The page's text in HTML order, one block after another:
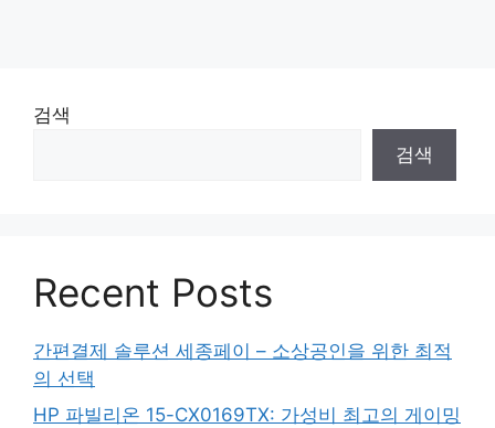
검색
검색
Recent Posts
간편결제 솔루션 세종페이 – 소상공인을 위한 최적
의 선택
HP 파빌리온 15-CX0169TX: 가성비 최고의 게이밍